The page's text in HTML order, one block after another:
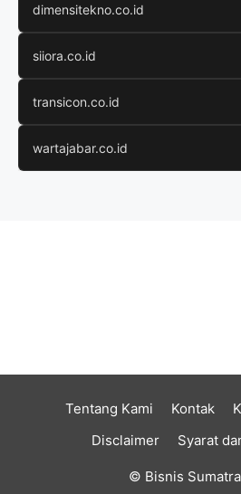
dimensitekno.co.id
siiora.co.id
transicon.co.id
wartajabar.co.id
Tentang Kami Kontak
Disclaimer
Syarat
© Bisnis